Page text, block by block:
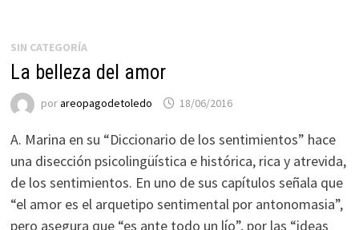
SIN CATEGORÍA
La belleza del amor
porareopagodetoledo 18/06/2016
A. Marina en su “Diccionario de los sentimientos” hace
una disección psicolingüística e histórica, rica y atrevida,
de los sentimientos. En uno de sus capítulos señala que
“el amor es el arquetipo sentimental por antonomasia”,
pero asegura que “es ante todo un lío”, por las “ideas